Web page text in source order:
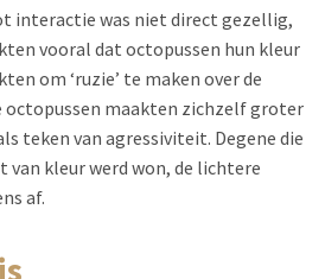
interactie was niet direct gezellig,
vooral dat octopussen hun kleur
om ‘ruzie’ te maken over de
octopussen maakten zichzelf groter
teken van agressiviteit. Degene die
kleur werd won, de lichtere
af.